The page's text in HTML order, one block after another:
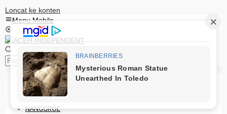
Loncat ke konten
Menu Mobile
HOME
PRO OTONOMI
NANGGROE